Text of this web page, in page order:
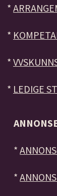
*
*
*
* LEDIGE
*
*